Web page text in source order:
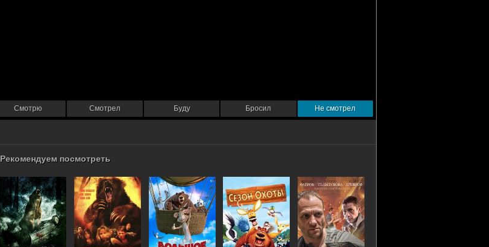
Смотрю Смотрел Буду Бросил Не смотрел
Рекомендуем посмотреть